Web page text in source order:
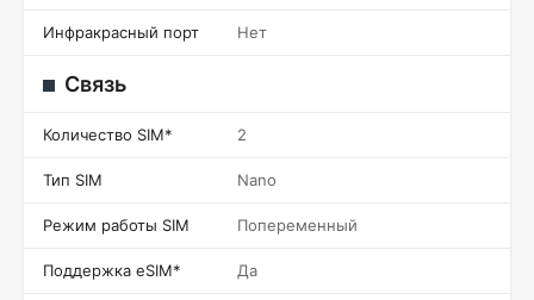
Инфракрасный порт Нет
Связь
Количество SIM* 2
Тип SIM Nano
Режим работы SIM Попеременный
Поддержка eSIM* Да